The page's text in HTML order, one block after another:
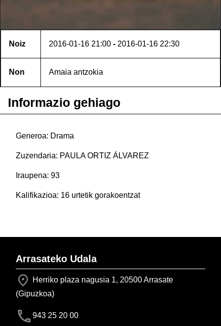
Noiz 2016-01-16 21:00 - 2016-01-16 22:30
Non Amaia antzokia
Informazio gehiago
Generoa: Drama
Zuzendaria: PAULA ORTIZ ÁLVAREZ
Iraupena: 93
Kalifikazioa: 16 urtetik gorakoentzat
Arrasateko Udala
Herriko plaza nagusia 1, 20500 Arrasate
(Gipuzkoa)
943 25 20 00